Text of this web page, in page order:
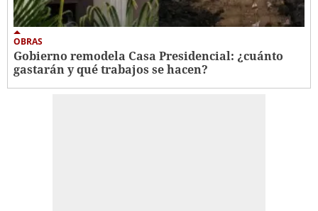
OBRAS
Gobierno remodela Casa Presidencial: ¿cuánto
gastarán y qué trabajos se hacen?